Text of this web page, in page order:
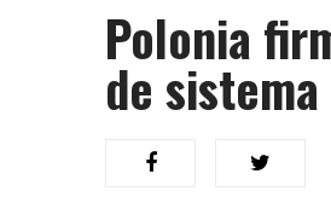
Polonia
de